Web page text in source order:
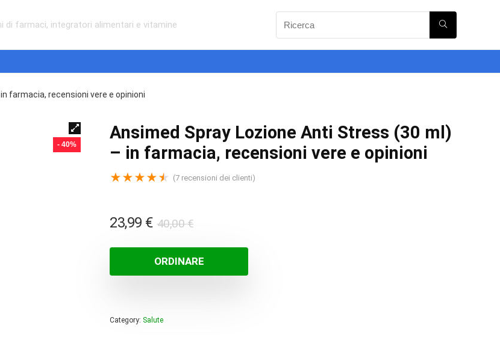
di farmaci, integratori alimentari e vitamine
farmacia, recensioni vere e opinioni
- 40%
Ansimed Spray Lozione Anti Stress (30 ml)
– in farmacia, recensioni vere e opinioni
★★★★★ (7 recensioni dei clienti)
40,00€Il
originale
era:
23,99 €
Il
attuale
è:
ORDINARE
Category: Salute